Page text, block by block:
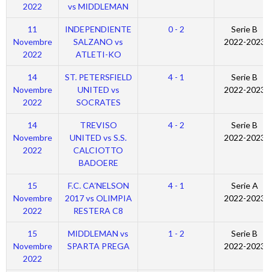
2022
vs MIDDLEMAN
11
Novembre
2022
INDEPENDIENTE
SALZANO vs
ATLETI-KO
0 - 2
Serie B
2022-2023
14
Novembre
2022
ST. PETERSFIELD
UNITED vs
SOCRATES
4 - 1
Serie B
2022-2023
14
Novembre
2022
TREVISO
UNITED vs S.S.
CALCIOTTO
BADOERE
4 - 2
Serie B
2022-2023
15
Novembre
2022
F.C. CA’NELSON
2017 vs OLIMPIA
RESTERA C8
4 - 1
Serie A
2022-2023
15
Novembre
2022
MIDDLEMAN vs
SPARTA PREGA
1 - 2
Serie B
2022-2023